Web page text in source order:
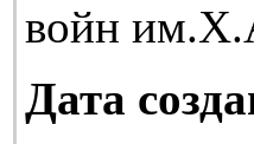
войн
Дата